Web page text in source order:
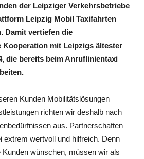
der Leipziger Verkehrsbetriebe
Leipzig Mobil Taxifahrten
Damit vertiefen die
Kooperation mit Leipzigs ältester
die bereits beim Anruflinientaxi
Kunden Mobilitätslösungen
richten wir deshalb nach
aus. Partnerschaften
extrem wertvoll und hilfreich. Denn
wünschen, müssen wir als